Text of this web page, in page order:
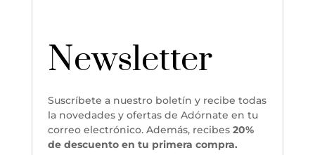
Newsletter
Suscríbete a nuestro boletín y recibe todas
la novedades y ofertas de Adórnate en tu
correo electrónico. Además, recibes 20%
de descuento en tu primera compra.